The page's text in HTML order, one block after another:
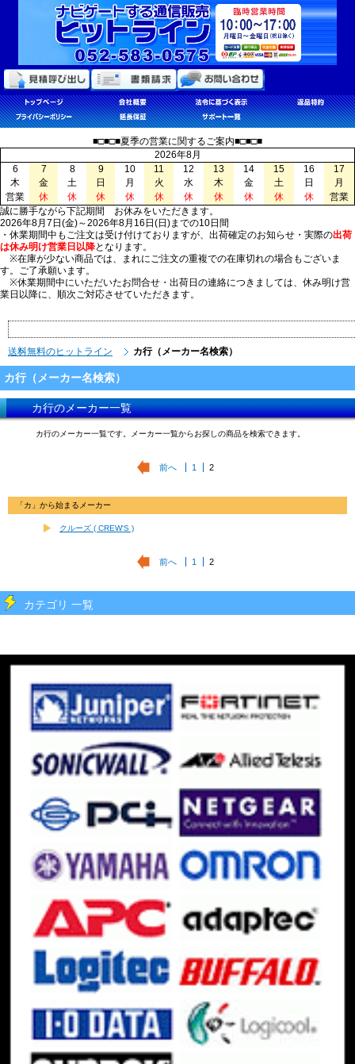
■□■□■夏季の営業に関するご案内■□■□■
2026年8月
6
7 8 9 10 11 12 13 14 15 16
17
木
金 土 日 月 火 水 木 金 土 日
月
営業
休 休 休 休 休 休 休 休 休 休
営業
誠に勝手ながら下記期間 お休みをいただきます。
2026年8月7日(金)～2026年8月16日(日)までの10日間
・休業期間中もご注文は受け付けておりますが、出荷確定のお知らせ・実際の出荷
は休み明け営業日以降となります。
※在庫が少ない商品では、まれにご注文の重複での在庫切れの場合もございま
す。ご了承願います。
※休業期間中にいただいたお問合せ・出荷日の連絡につきましては、休み明け営
業日以降に、順次ご対応させていただきます。
送料無料のヒットライン カ行（メーカー名検索）
カ行（メーカー名検索）
カ行のメーカー一覧
カ行のメーカー一覧です。メーカー一覧からお探しの商品を検索できます。
前へ 1 2
「カ」から始まるメーカー
クルーズ ( CREW'S )
前へ 1 2
カテゴリ 一覧